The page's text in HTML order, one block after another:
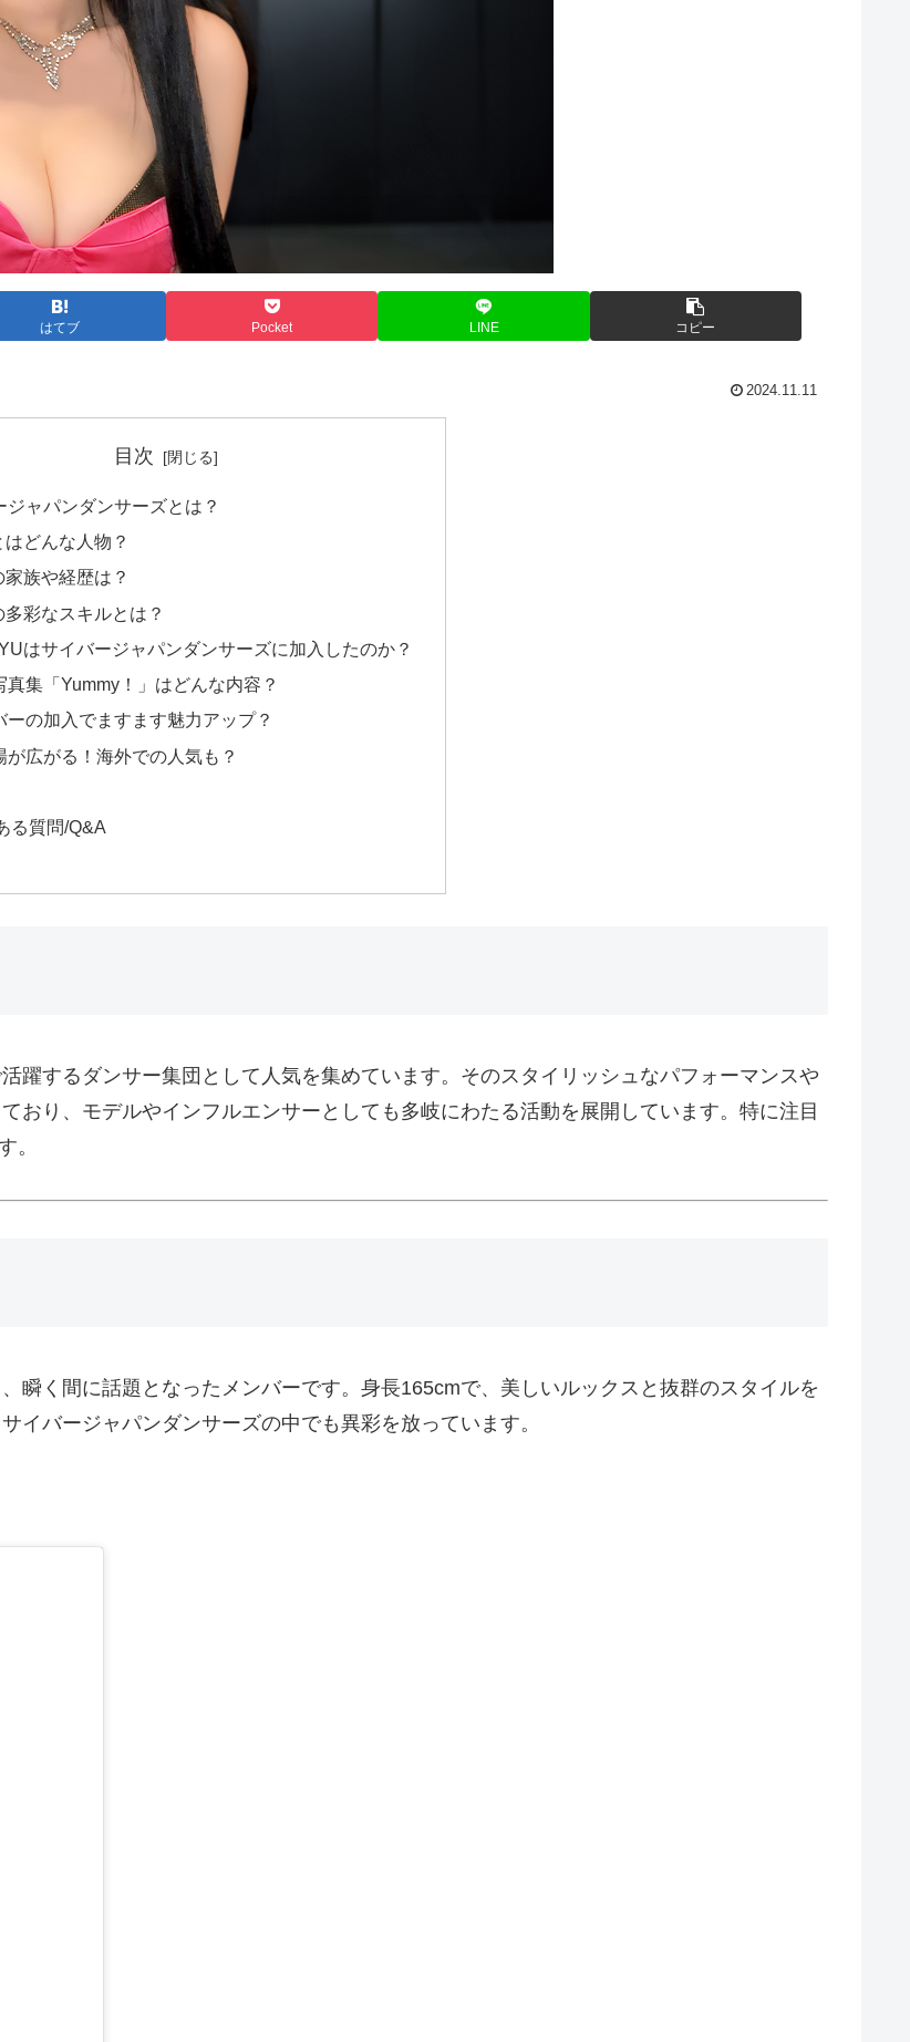
はてブ Pocket LINE コピー
2024.11.11
目次
ジャパンダンサーズとは？
どんな人物？
族や経歴は？
彩なスキルとは？
はサイバージャパンダンサーズに加入したのか？
真集「Yummy！」はどんな内容？
ーの加入でますます魅力アップ？
が広がる！海外での人気も？
る質問/Q&A
躍するダンサー集団として人気を集めています。そのスタイリッシュなパフォーマンスや
おり、モデルやインフルエンサーとしても多岐にわたる活動を展開しています。特に注目
。
瞬く間に話題となったメンバーです。身長165cmで、美しいルックスと抜群のスタイルを
イバージャパンダンサーズの中でも異彩を放っています。